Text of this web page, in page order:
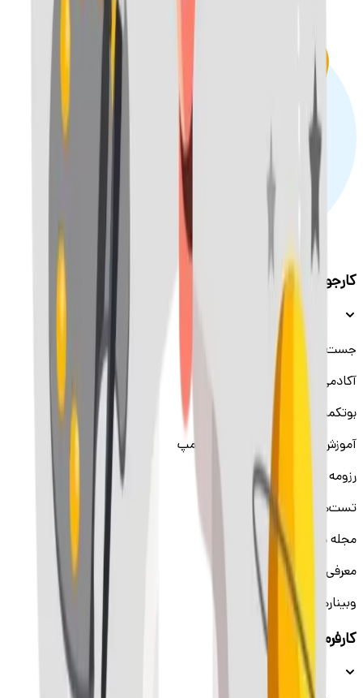
کارجویان
جست‌و‌جوی شغل
آکادمی دانشکار
بوتکمپ برنامه‌نویسی
آموزش برنامه نویسی با اسکیل‌کمپ
رزومه ساز
تست‌های شخصیت شناسی
مجله دانشکار
معرفی شرکت‌ها
وبینار‌‌ها
کارفرمایان